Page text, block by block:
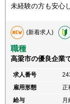
未経験の方も安心
(新着求人)
職種
高梁市の優良企業
求人番号
雇用形態
正
給与